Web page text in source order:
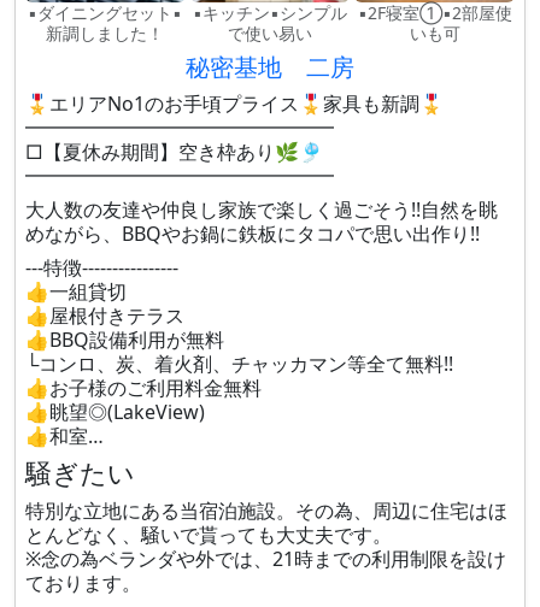
▪ダイニングセット▪
新調しました！
▪キッチン▪シンプル
で使い易い
▪2F寝室①▪2部屋使
いも可
秘密基地 二房
🎖️エリアNo1のお手頃プライス🎖️家具も新調🎖️
━━━━━━━━━━━━━━━━
□【夏休み期間】空き枠あり🌿🎐
━━━━━━━━━━━━━━━━
大人数の友達や仲良し家族で楽しく過ごそう!!自然を眺
めながら、BBQやお鍋に鉄板にタコパで思い出作り!!
---特徴----------------
👍一組貸切
👍屋根付きテラス
👍BBQ設備利用が無料
└コンロ、炭、着火剤、チャッカマン等全て無料!!
👍お子様のご利用料金無料
👍眺望◎(LakeView)
👍和室…
騒ぎたい
特別な立地にある当宿泊施設。その為、周辺に住宅はほ
とんどなく、騒いで貰っても大丈夫です。
※念の為ベランダや外では、21時までの利用制限を設け
ております。